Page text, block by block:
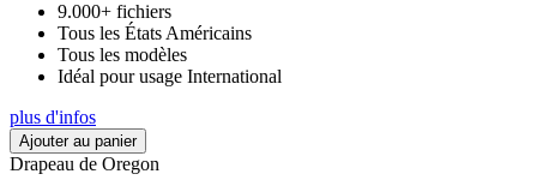
€150,00.€29,99.
9.000+ fichiers
Tous les États Américains
Tous les modèles
Idéal pour usage International
plus d'infos
Ajouter au panier
Drapeau de Oregon